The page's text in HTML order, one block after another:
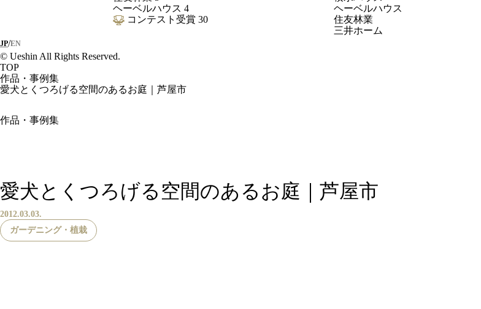
ヘーベルハウス 4
コンテスト受賞 30
ヘーベルハウス
住友林業
三井ホーム
JP/EN
© Ueshin All Rights Reserved.
TOP
作品・事例集
愛犬とくつろげる空間のあるお庭｜芦屋市
作品・事例集
愛犬とくつろげる空間のあるお庭｜芦屋市
2012.03.03.
ガーデニング・植栽